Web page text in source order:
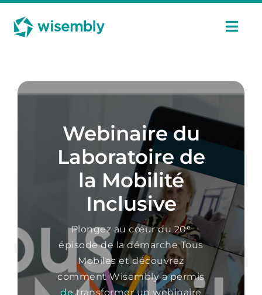
Passer
contenu
Fr
Webinaire du
Laboratoire de
la Mobilité
Inclusive
Plongez au cœur du 20ᵉ
épisode de la démarche Tous
Mobiles et découvrez
comment Wisembly a permis
de transformer un webinaire
Panneau de gestion des cookies